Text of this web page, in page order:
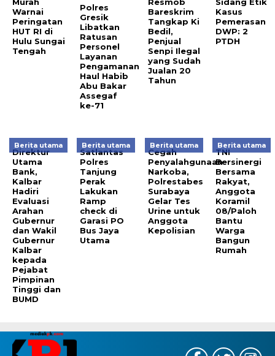
Warnai
Peringatan
HUT RI di
Hulu Sungai
Tengah
Polres
Gresik
Libatkan
Ratusan
Personel
Layanan
Pengamanan
Haul Habib
Abu Bakar
Assegaf
ke-71
Resmob
Bareskrim
Tangkap Ki
Bedil,
Penjual
Senpi Ilegal
yang Sudah
Jualan 20
Tahun
Kasus
Pemerasan
DWP: 2
PTDH
Berita utama
Direktur
Utama
Bank,
Kalbar
Hadiri
Evaluasi
Arahan
Gubernur
dan Wakil
Gubernur
Kalbar
kepada
Pejabat
Pimpinan
Tinggi dan
BUMD
Berita utama
Satlantas
Polres
Tanjung
Perak
Lakukan
Ramp
check di
Garasi PO
Bus Jaya
Utama
Berita utama
Cegah
Penyalahgunaan
Narkoba,
Polrestabes
Surabaya
Gelar Tes
Urine untuk
Anggota
Kepolisian
Berita utama
TNI
Bersinergi
Bersama
Rakyat,
Anggota
Koramil
08/Paloh
Bantu
Warga
Bangun
Rumah